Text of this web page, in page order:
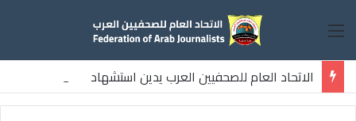
القائمة
الاتحاد العام للصحفيين العرب يدين استشهاد
ثلاثة صحفيين فلسطينيين باستهداف إسرائيلي وسط قطاع غزة